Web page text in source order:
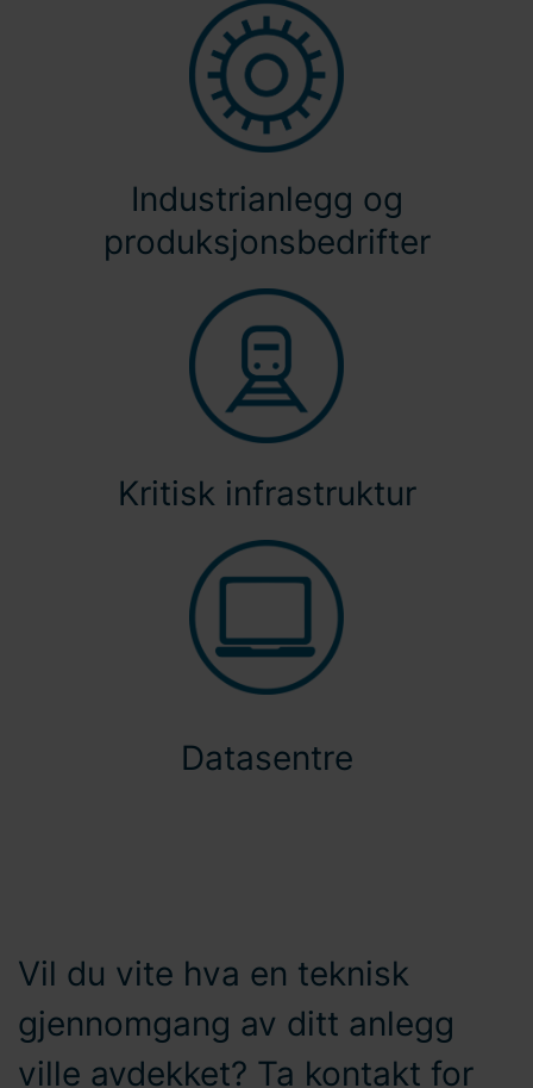
Industrianlegg og
produksjonsbedrifter
Kritisk infrastruktur
Datasentre
Vil du vite hva en teknisk
gjennomgang av ditt anlegg
ville avdekket? Ta kontakt for